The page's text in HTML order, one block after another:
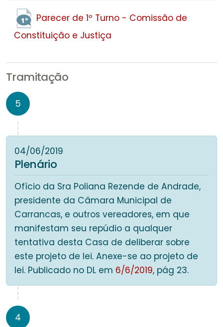
Parecer de 1º Turno - Comissão de
Constituição e Justiça
Tramitação
5
04/06/2019
Plenário
Ofício da Sra Poliana Rezende de Andrade,
presidente da Câmara Municipal de
Carrancas, e outros vereadores, em que
manifestam seu repúdio a qualquer
tentativa desta Casa de deliberar sobre
este projeto de lei. Anexe-se ao projeto de
lei. Publicado no DL em 6/6/2019, pág 23.
4